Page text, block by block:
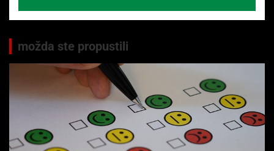
možda ste propustili